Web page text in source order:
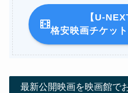
【U-
格安映画チケッ
最新公開映画を映画館で